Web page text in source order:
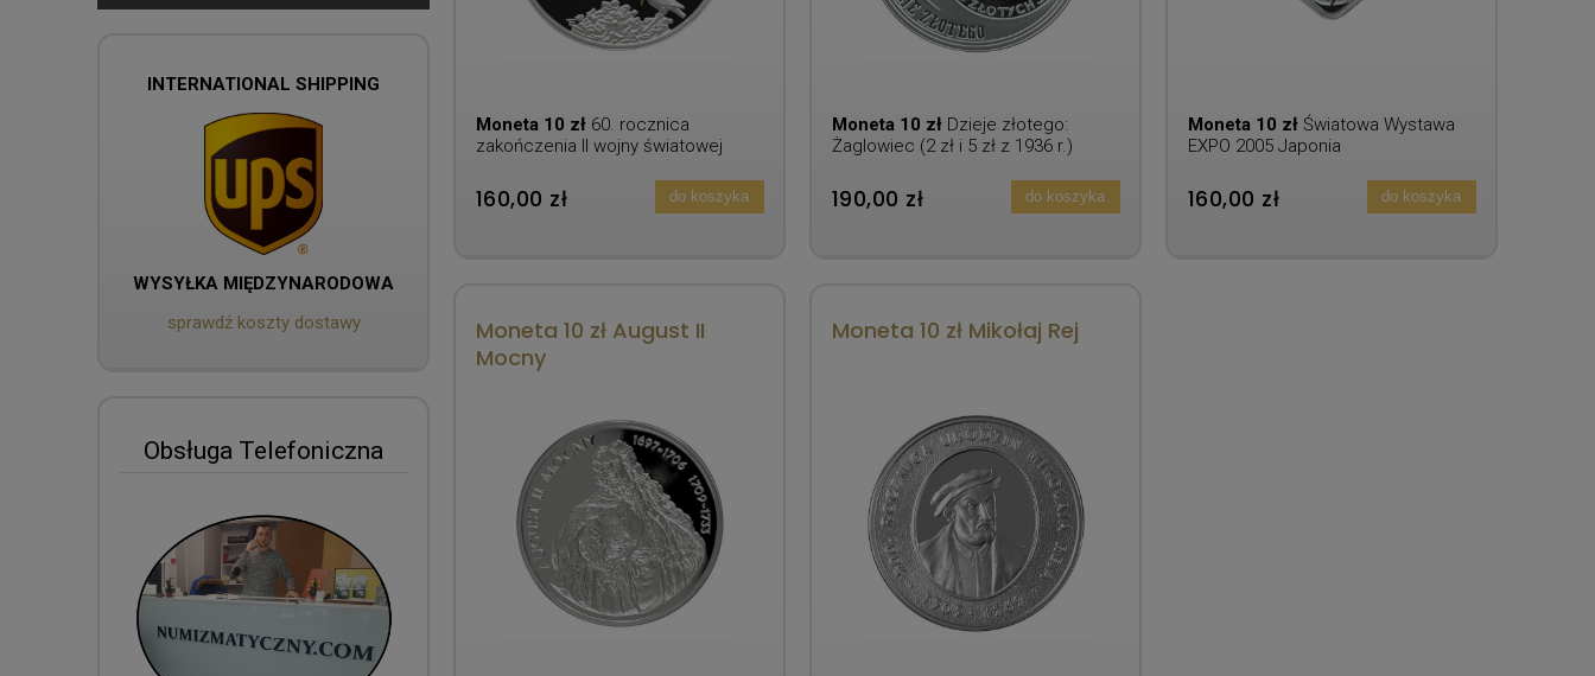
INTERNATIONAL SHIPPING
WYSYŁKA MIĘDZYNARODOWA
sprawdź koszty dostawy
Obsługa Telefoniczna
Moneta 10 zł 60. rocznica
zakończenia II wojny światowej
160,00 zł do koszyka
Moneta 10 zł Dzieje złotego:
Żaglowiec (2 zł i 5 zł z 1936 r.)
190,00 zł do koszyka
Moneta 10 zł Światowa Wystawa
EXPO 2005 Japonia
160,00 zł do koszyka
Moneta 10 zł August II
Mocny
Moneta 10 zł Mikołaj Rej